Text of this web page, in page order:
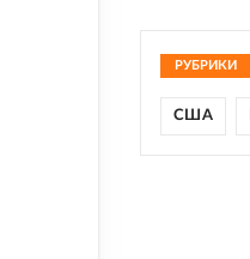
РУБРИКИ
США